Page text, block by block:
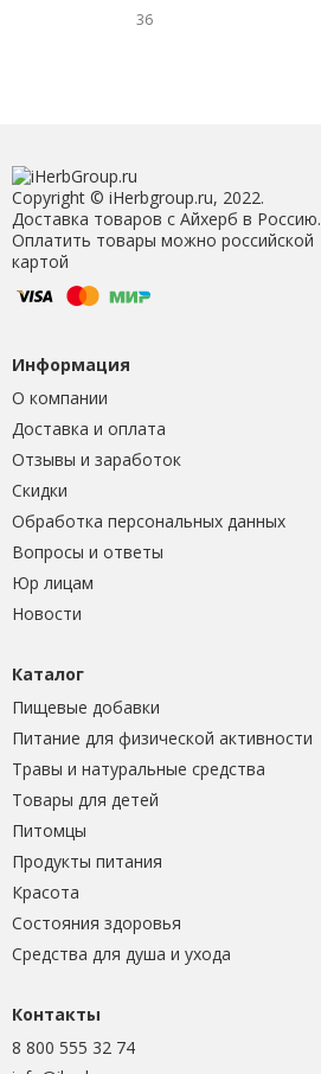
36
Copyright © iHerbgroup.ru, 2022.
Доставка товаров с Айхерб в Россию.
Оплатить товары можно российской
картой
Информация
О компании
Доставка и оплата
Отзывы и заработок
Скидки
Обработка персональных данных
Вопросы и ответы
Юр лицам
Новости
Каталог
Пищевые добавки
Питание для физической активности
Травы и натуральные средства
Товары для детей
Питомцы
Продукты питания
Красота
Состояния здоровья
Средства для душа и ухода
Контакты
8 800 555 32 74